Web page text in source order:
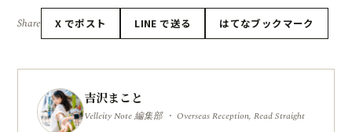
Share X でポスト LINE で送る はてなブックマーク
吉沢まこと
Velleity Note 編集部 ・ Overseas Reception, Read Straight